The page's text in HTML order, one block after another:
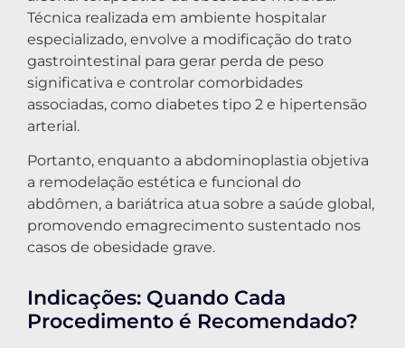
Técnica realizada em ambiente hospitalar
especializado, envolve a modificação do trato
gastrointestinal para gerar perda de peso
significativa e controlar comorbidades
associadas, como diabetes tipo 2 e hipertensão
arterial.
Portanto, enquanto a abdominoplastia objetiva
a remodelação estética e funcional do
abdômen, a bariátrica atua sobre a saúde global,
promovendo emagrecimento sustentado nos
casos de obesidade grave.
Indicações: Quando Cada
Procedimento é Recomendado?